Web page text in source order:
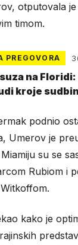
otputovala
timom.
PREGOVORA
na Floridi:
kroje
podnio
Umerov je
su se
Rubiom i
kako je